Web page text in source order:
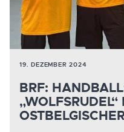
19. DEZEMBER 2024
BRF: